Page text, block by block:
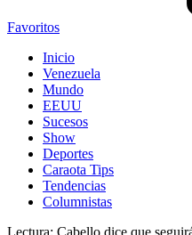
Favoritos
Inicio
Venezuela
Mundo
EEUU
Sucesos
Show
Deportes
Caraota Tips
Tendencias
Columnistas
Lectura: Cabello dice que